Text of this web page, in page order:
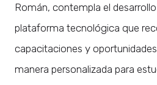
Román, contempla el
plataforma tecnológica que
capacitaciones y
manera personalizada para